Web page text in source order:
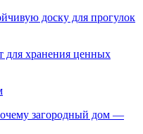
доску для прогулок
для хранения ценных
загородный дом —